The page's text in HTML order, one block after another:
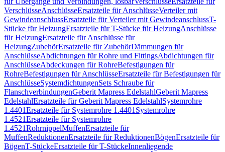
VerschlüsseAnschlüsseErsatzteile für AnschlüsseVerteiler mit
GewindeanschlussErsatzteile für Verteiler mit GewindeanschlussT-
Stücke für HeizungErsatzteile für T-Stücke für HeizungAnschlüsse
für HeizungErsatzteile für Anschlüsse für
HeizungZubehörErsatzteile für ZubehörDämmungen für
AnschlüsseAbdichtungen für Rohre und FittingsAbdichtungen für
AnschlüsseAbdeckungen für RohreBefestigungen für
RohreBefestigungen für AnschlüsseErsatzteile für Befestigungen für
AnschlüsseSystemdichtungenSets Schraube für
FlanschverbindungenGeberit Mapress EdelstahlGeberit Mapress
EdelstahlErsatzteile für Geberit Mapress EdelstahlSystemrohre
1.4401Ersatzteile für Systemrohre 1.4401 Systemrohre
1.4521Ersatzteile für Systemrohre
1.4521RohrnippelMuffenErsatzteile für
MuffenReduktionenErsatzteile für ReduktionenBögenErsatzteile für
BögenT-StückeErsatzteile für T-StückeInnenliegende